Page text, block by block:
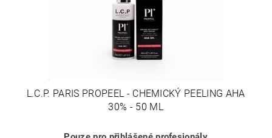
L.C.P. PARIS PROPEEL - CHEMICKÝ PEELING AHA
30% - 50 ML